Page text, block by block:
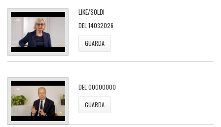
LIKE/SOLDI
DEL 14032026
GUARDA
DEL 00000000
GUARDA